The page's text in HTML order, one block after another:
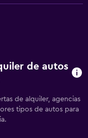
de autos
de alquiler, agencias
tipos de autos para